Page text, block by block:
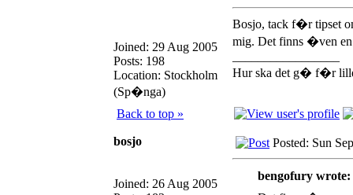
Joined: 29 Aug 2005
Posts: 198
Location: Stockholm
(Sp�nga)
Bosjo, tack f�r tipset
mig. Det finns �ven
Hur ska det g� f�r
Back to top »
bosjo
Joined: 26 Aug 2005
Posted: Sun
bengofury wrote: